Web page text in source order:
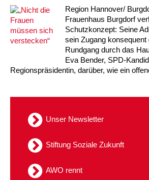
Kindertagesstätte
Kindertagesstätte Voltmerstraße
Kindertagesstätte
Kindertagesstätte
Familienzentrum
Kindertagesstätte Pfarrlandplatz
Hör- und Sprachheilkindergarten
Kindertagesstätte Schneiderberg
Familienzentrum
Kindertagesstätte Sylter Weg
Region Hannover/
Frauenhaus Burgdorf
Schutzkonzept: Seine
sein Zugang
Rundgang durch das
Eva Bender, SPD-
Regionspräsidentin, darüber, wie ein
Unser Newsletter
Stiftung Soziale Zukunft
AWO rennt